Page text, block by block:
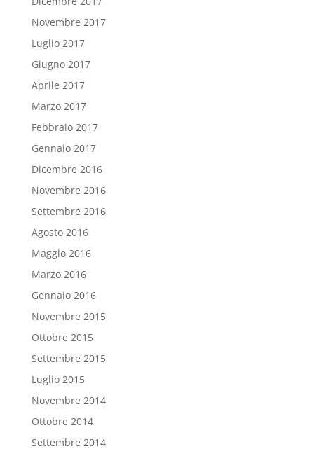
Novembre 2017
Luglio 2017
Giugno 2017
Aprile 2017
Marzo 2017
Febbraio 2017
Gennaio 2017
Dicembre 2016
Novembre 2016
Settembre 2016
Agosto 2016
Maggio 2016
Marzo 2016
Gennaio 2016
Novembre 2015
Ottobre 2015
Settembre 2015
Luglio 2015
Novembre 2014
Ottobre 2014
Settembre 2014